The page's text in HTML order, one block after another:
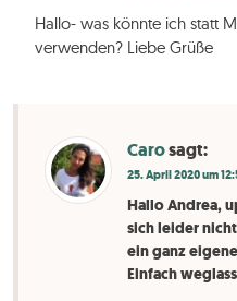
Hallo- was könnte ich statt
verwenden? Liebe Grüße
Carosagt:
25. April 2020 um
Hallo Andrea,
sich leider
ein ganz
Einfach